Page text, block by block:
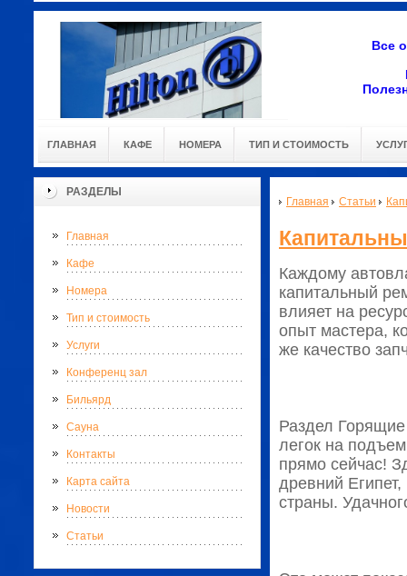
Все
ГЛАВНАЯ КАФЕ НОМЕРА ТИП И СТОИМОСТЬ
РАЗДЕЛЫ
Главная
Кафе
Номера
Тип и стоимость
Услуги
Конференц зал
Бильярд
Сауна
Контакты
Карта сайта
Новости
Статьи
Главная Статьи
Каждому
капитальный
влияет на
опыт мастера,
же качество
Раздел
легок на
прямо сейчас!
древний
страны.